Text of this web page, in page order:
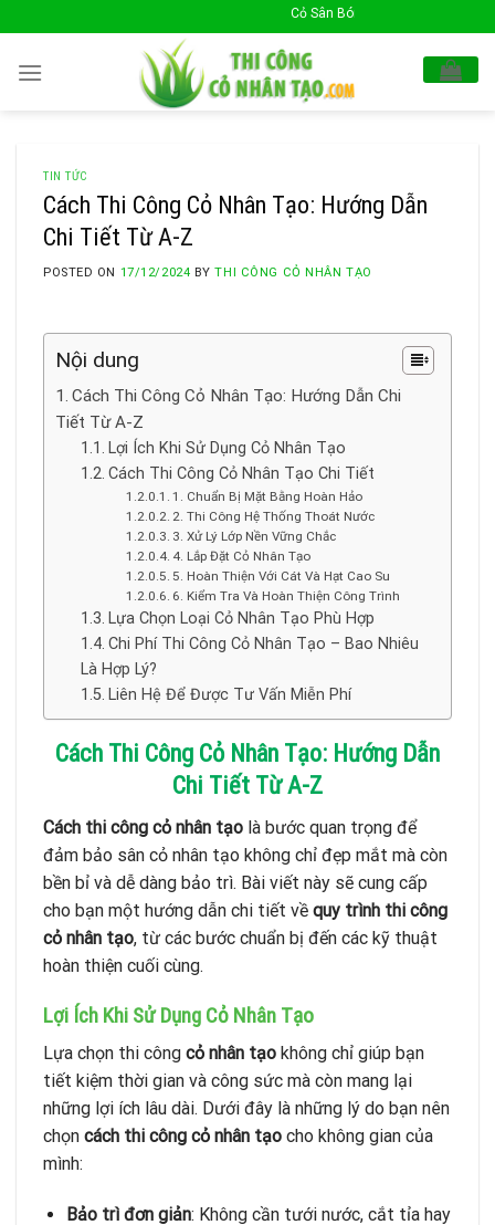
to
content
Cỏ Sân Bóng Xin Chào Quý Khách !
TIN TỨC
Cách Thi Công Cỏ Nhân Tạo: Hướng Dẫn
Chi Tiết Từ A-Z
POSTED ON 17/12/2024 BYTHI CÔNG CỎ NHÂN TẠO
Nội dung
Cách Thi Công Cỏ Nhân Tạo: Hướng Dẫn Chi
Tiết Từ A-Z
Lợi Ích Khi Sử Dụng Cỏ Nhân Tạo
Cách Thi Công Cỏ Nhân Tạo Chi Tiết
1. Chuẩn Bị Mặt Bằng Hoàn Hảo
2. Thi Công Hệ Thống Thoát Nước
3. Xử Lý Lớp Nền Vững Chắc
4. Lắp Đặt Cỏ Nhân Tạo
5. Hoàn Thiện Với Cát Và Hạt Cao Su
6. Kiểm Tra Và Hoàn Thiện Công Trình
Lựa Chọn Loại Cỏ Nhân Tạo Phù Hợp
Chi Phí Thi Công Cỏ Nhân Tạo – Bao Nhiêu
Là Hợp Lý?
Liên Hệ Để Được Tư Vấn Miễn Phí
Cách Thi Công Cỏ Nhân Tạo: Hướng Dẫn
Chi Tiết Từ A-Z
Cách thi công cỏ nhân tạo là bước quan trọng để
đảm bảo sân cỏ nhân tạo không chỉ đẹp mắt mà còn
bền bỉ và dễ dàng bảo trì. Bài viết này sẽ cung cấp
cho bạn một hướng dẫn chi tiết về quy trình thi công
cỏ nhân tạo, từ các bước chuẩn bị đến các kỹ thuật
hoàn thiện cuối cùng.
Lợi Ích Khi Sử Dụng Cỏ Nhân Tạo
Lựa chọn thi công cỏ nhân tạo không chỉ giúp bạn
tiết kiệm thời gian và công sức mà còn mang lại
những lợi ích lâu dài. Dưới đây là những lý do bạn nên
chọn cách thi công cỏ nhân tạo cho không gian của
mình:
Bảo trì đơn giản: Không cần tưới nước, cắt tỉa hay